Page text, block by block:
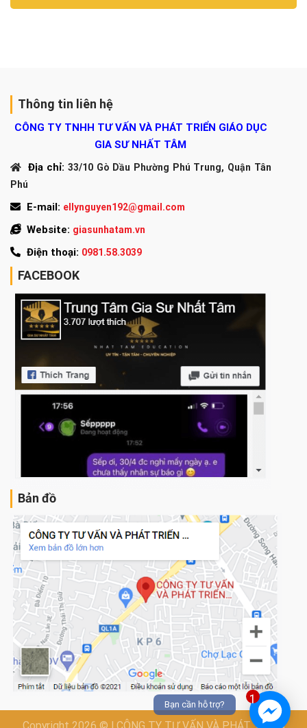
Thông tin liên hệ
CÔNG TY TNHH TƯ VẤN VÀ PHÁT TRIỂN GIÁO DỤC
GIA SƯ NHẤT TÂM
Địa chỉ: 33/10 Gò Dầu Phường Phú Trung, Quận Tân
Phú
E-mail: ellynguyen192@gmail.com
Website: giasunhatam.vn
Điện thoại: 0981.58.3039
FACEBOOK
Bản đồ
Copyright 2026 © | CÔNG TY TƯ VẤN VÀ PHÁT TRIỂN
1
Bạn cần hỗ trợ?